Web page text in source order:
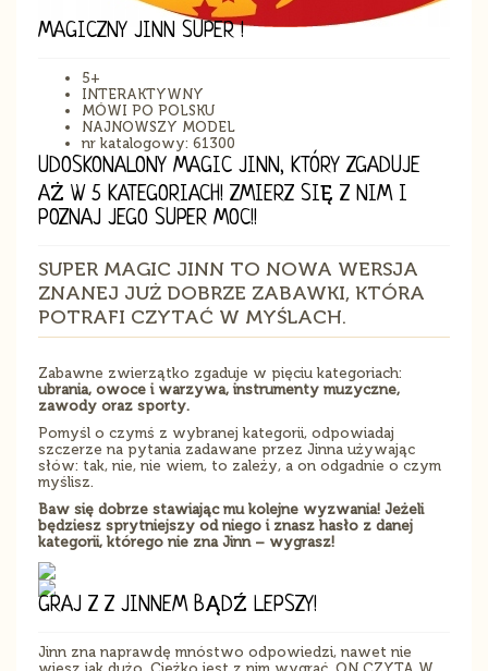
MAGICZNY JINN SUPER !
5+
INTERAKTYWNY
MÓWI PO POLSKU
NAJNOWSZY MODEL
nr katalogowy: 61300
UDOSKONALONY MAGIC JINN, KTÓRY ZGADUJE
AŻ W 5 KATEGORIACH! ZMIERZ SIĘ Z NIM I
POZNAJ JEGO SUPER MOC!!
SUPER MAGIC JINN TO NOWA WERSJA
ZNANEJ JUŻ DOBRZE ZABAWKI, KTÓRA
POTRAFI CZYTAĆ W MYŚLACH.
Zabawne zwierzątko zgaduje w pięciu kategoriach:
ubrania, owoce i warzywa, instrumenty muzyczne,
zawody oraz sporty.
Pomyśl o czymś z wybranej kategorii, odpowiadaj
szczerze na pytania zadawane przez Jinna używając
słów: tak, nie, nie wiem, to zależy, a on odgadnie o czym
myślisz.
Baw się dobrze stawiając mu kolejne wyzwania! Jeżeli
będziesz sprytniejszy od niego i znasz hasło z danej
kategorii, którego nie zna Jinn – wygrasz!
GRAJ Z Z JINNEM BĄDŹ LEPSZY!
Jinn zna naprawdę mnóstwo odpowiedzi, nawet nie